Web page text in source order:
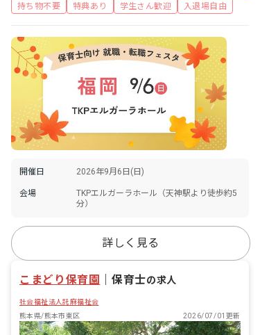
持ち物不要 特典あり 学生さん歓迎 入退場自由
開催日 2026年9月6日(日)
会場
TKPエルガーラホール（天神駅より徒歩約5
分）
詳しく見る
こまどり保育園 ｜保育士の求人
社会福祉法人託麻福祉会
熊本県/熊本市東区
2026/07/01更新